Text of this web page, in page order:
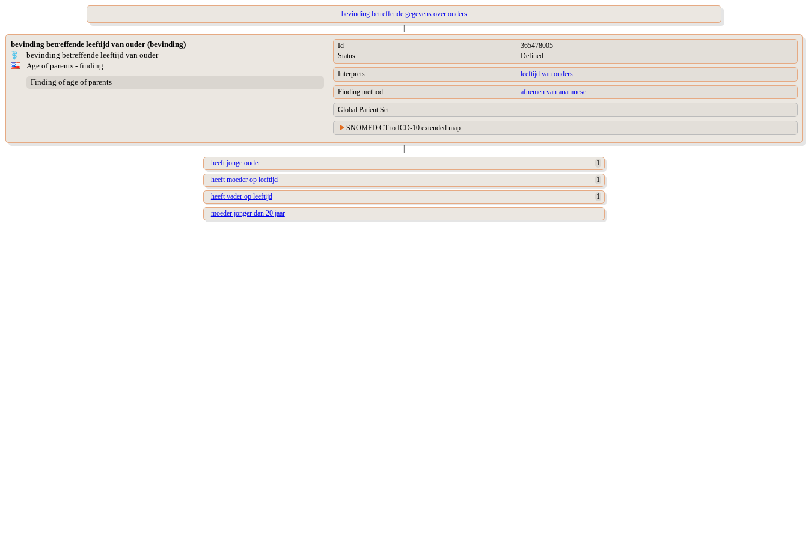
bevinding betreffende gegevens over ouders
|
bevinding betreffende leeftijd van ouder (bevinding)
bevinding betreffende leeftijd van ouder
Age of parents - finding
Finding of age of parents
Id
365478005
Status
Defined
Interprets leeftijd van ouders
Finding method afnemen van anamnese
Global Patient Set
SNOMED CT to ICD-10 extended map
|
heeft jonge ouder
1
heeft moeder op leeftijd
1
heeft vader op leeftijd
1
moeder jonger dan 20 jaar